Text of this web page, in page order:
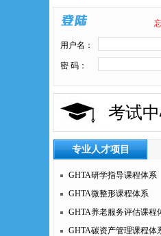
用户名：
密 码：
考试
专业人才项目
GHTA研学指导课程体系
GHTA微整形课程体系
GHTA养老服务评估课程
GHTA碳资产管理课程体